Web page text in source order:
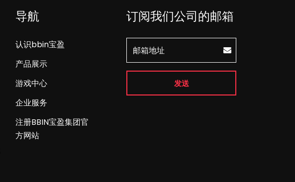
导航
认识bbin宝盈
产品展示
游戏中心
企业服务
注册BBIN宝盈集团官
方网站
订阅我们公司的邮箱
发送